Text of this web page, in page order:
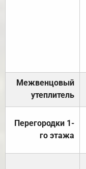
Межвенцовый
утеплитель
Перегородки 1-
го этажа